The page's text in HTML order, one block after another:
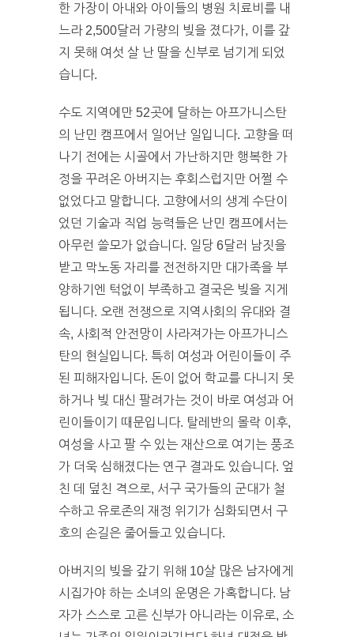
한 가장이 아내와 아이들의 병원 치료비를 내
느라 2,500달러 가량의 빚을 졌다가, 이를 갚
지 못해 여섯 살 난 딸을 신부로 넘기게 되었
습니다.
수도 지역에만 52곳에 달하는 아프가니스탄
의 난민 캠프에서 일어난 일입니다. 고향을 떠
나기 전에는 시골에서 가난하지만 행복한 가
정을 꾸려온 아버지는 후회스럽지만 어쩔 수
없었다고 말합니다. 고향에서의 생계 수단이
었던 기술과 직업 능력들은 난민 캠프에서는
아무런 쓸모가 없습니다. 일당 6달러 남짓을
받고 막노동 자리를 전전하지만 대가족을 부
양하기엔 턱없이 부족하고 결국은 빚을 지게
됩니다. 오랜 전쟁으로 지역사회의 유대와 결
속, 사회적 안전망이 사라져가는 아프가니스
탄의 현실입니다. 특히 여성과 어린이들이 주
된 피해자입니다. 돈이 없어 학교를 다니지 못
하거나 빚 대신 팔려가는 것이 바로 여성과 어
린이들이기 때문입니다. 탈레반의 몰락 이후,
여성을 사고 팔 수 있는 재산으로 여기는 풍조
가 더욱 심해졌다는 연구 결과도 있습니다. 엎
친 데 덮친 격으로, 서구 국가들의 군대가 철
수하고 유로존의 재정 위기가 심화되면서 구
호의 손길은 줄어들고 있습니다.
아버지의 빚을 갚기 위해 10살 많은 남자에게
시집가야 하는 소녀의 운명은 가혹합니다. 남
자가 스스로 고른 신부가 아니라는 이유로, 소